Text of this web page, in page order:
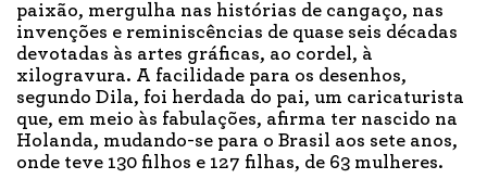
paixão, mergulha nas histórias de cangaço, nas
invenções e reminiscências de quase seis décadas
devotadas às artes gráficas, ao cordel, à
xilogravura. A facilidade para os desenhos,
segundo Dila, foi herdada do pai, um caricaturista
que, em meio às fabulações, afirma ter nascido na
Holanda, mudando-se para o Brasil aos sete anos,
onde teve 130 filhos e 127 filhas, de 63 mulheres.